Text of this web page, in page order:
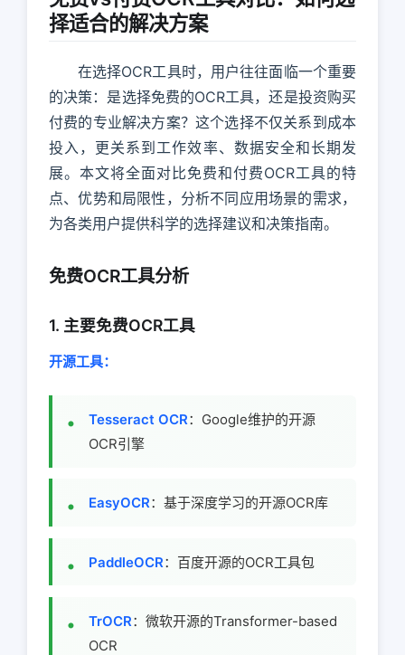
择适合的解决方案
在选择OCR工具时，用户往往面临一个重要
的决策：是选择免费的OCR工具，还是投资购买
付费的专业解决方案？这个选择不仅关系到成本
投入，更关系到工作效率、数据安全和长期发
展。本文将全面对比免费和付费OCR工具的特
点、优势和局限性，分析不同应用场景的需求，
为各类用户提供科学的选择建议和决策指南。
免费OCR工具分析
1. 主要免费OCR工具
开源工具：
Tesseract OCR：Google维护的开源
OCR引擎
EasyOCR：基于深度学习的开源OCR库
PaddleOCR：百度开源的OCR工具包
TrOCR：微软开源的Transformer-based
OCR